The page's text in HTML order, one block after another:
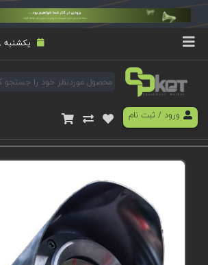
یکشنبه 18 مرداد 1405
ورود/ ثبت نام